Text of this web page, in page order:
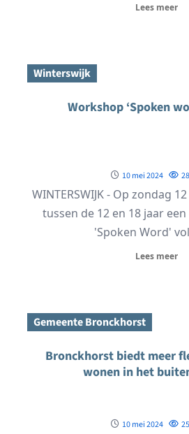
Lees meer
Winterswijk
Workshop ‘Spoken
10 mei 2024
WINTERSWIJK - Op zondag
tussen de 12 en 18 jaar
'Spoken Word'
Lees meer
Gemeente Bronckhorst
Bronckhorst biedt meer
wonen in het
10 mei 2024